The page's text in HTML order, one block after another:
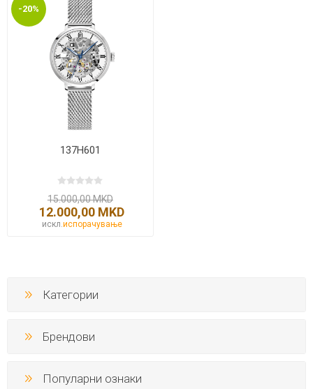
-20%
137H601
15.000,00 MKD
12.000,00 MKD
искл. испорачување
Категории
Брендови
Популарни ознаки